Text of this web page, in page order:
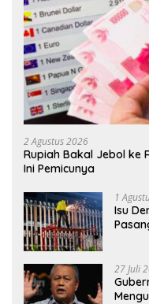
2 Agustus 2026
Rupiah Bakal Jebol ke
Ini Pemicunya
1
Isu
27 Juli